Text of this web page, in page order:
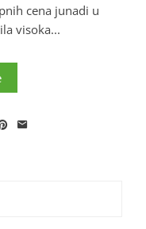
cena junadi u
visoka...